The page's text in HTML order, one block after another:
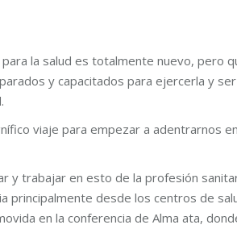
la salud es totalmente nuevo, pero
y capacitados para ejercerla y
viaje para empezar a adentrarnos
y trabajar en esto de la profesión
principalmente desde los centros de
en la conferencia de Alma ata,